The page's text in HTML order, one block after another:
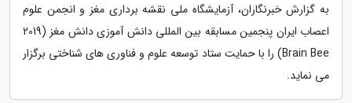
به گزارش خبرنگاران، آزمایشگاه ملی نقشه برداری مغز و انجمن علوم
اعصاب ایران پنجمین مسابقه بین المللی دانش آموزی دانش مغز (2019
Brain Bee) را با حمایت ستاد توسعه علوم و فناوری های شناختی برگزار
می نماید.